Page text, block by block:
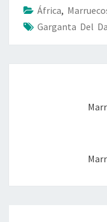
África,
Garganta Del